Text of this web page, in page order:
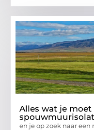
Alles wat je
en je op zoek naar